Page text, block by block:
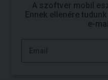
A szoftver mobil
Ennek ellenére
e-